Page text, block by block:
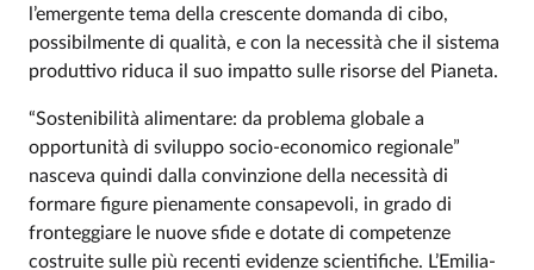
l’emergente tema della crescente domanda di cibo,
possibilmente di qualità, e con la necessità che il sistema
produttivo riduca il suo impatto sulle risorse del Pianeta.
“Sostenibilità alimentare: da problema globale a
opportunità di sviluppo socio-economico regionale”
nasceva quindi dalla convinzione della necessità di
formare figure pienamente consapevoli, in grado di
fronteggiare le nuove sfide e dotate di competenze
costruite sulle più recenti evidenze scientifiche. L’Emilia-